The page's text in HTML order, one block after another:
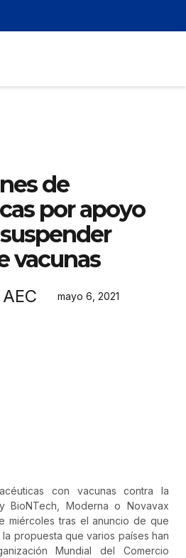
de
por apoyo
vacunas
mayo 6, 2021
con vacunas contra la
BioNTech, Moderna o Novavax
miércoles tras el anuncio de que
propuesta que varios países han
Mundial del Comercio